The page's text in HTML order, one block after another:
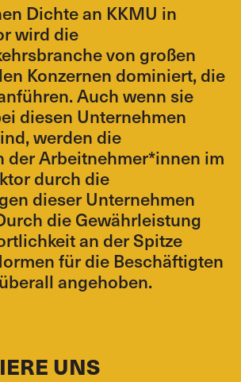
Dichte an KKMU in
wird die
von großen
Konzernen dominiert, die
Auch wenn sie
diesen Unternehmen
werden die
der Arbeitnehmer*innen im
durch die
dieser Unternehmen
die Gewährleistung
an der Spitze
für die Beschäftigten
angehoben.
UNS